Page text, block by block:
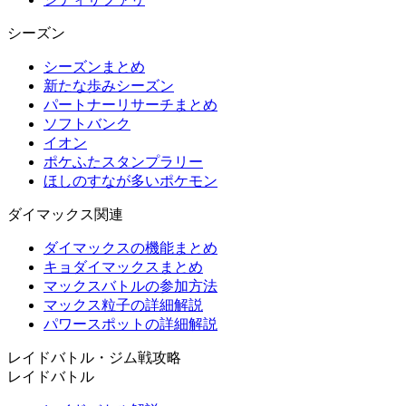
シーズン
シーズンまとめ
新たな歩みシーズン
パートナーリサーチまとめ
ソフトバンク
イオン
ポケふたスタンプラリー
ほしのすなが多いポケモン
ダイマックス関連
ダイマックスの機能まとめ
キョダイマックスまとめ
マックスバトルの参加方法
マックス粒子の詳細解説
パワースポットの詳細解説
レイドバトル・ジム戦攻略
レイドバトル